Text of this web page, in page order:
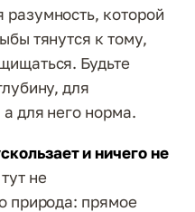
которой
тянутся к тому,
Будьте
для
для него норма.
и ничего не
не
природа: прямое